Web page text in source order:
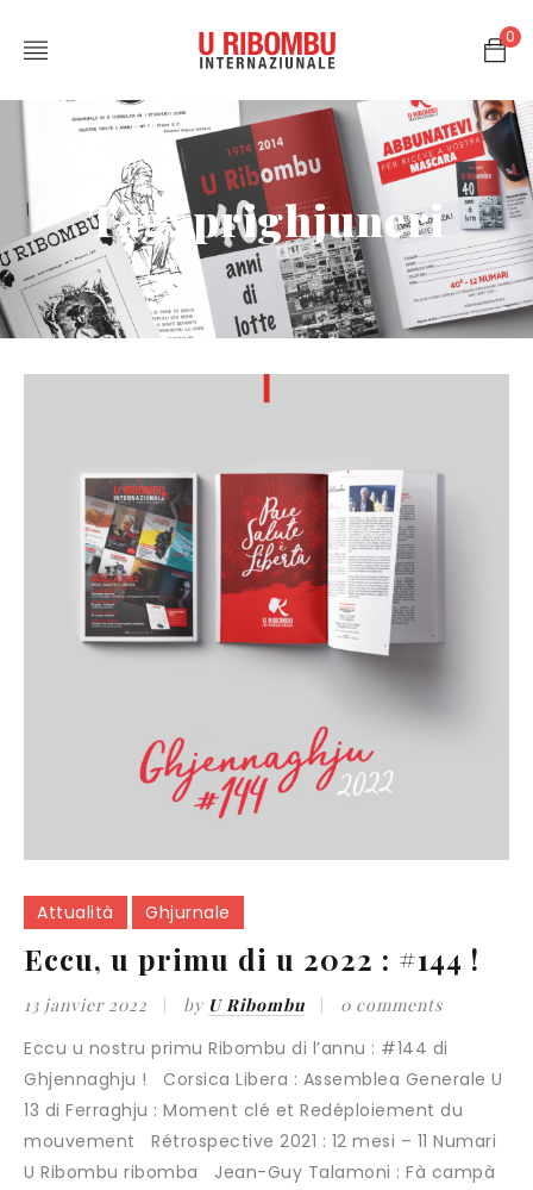
0
Tag: prighjuneri
Attualità Ghjurnale
Eccu, u primu di u 2022 : #144 !
13 janvier 2022 by U Ribombu 0 comments
Eccu u nostru primu Ribombu di l’annu : #144 di
Ghjennaghju ! Corsica Libera : Assemblea Generale U
13 di Ferraghju : Moment clé et Redéploiement du
mouvement Rétrospective 2021 : 12 mesi – 11 Numari
U Ribombu ribomba Jean-Guy Talamoni : Fà campà